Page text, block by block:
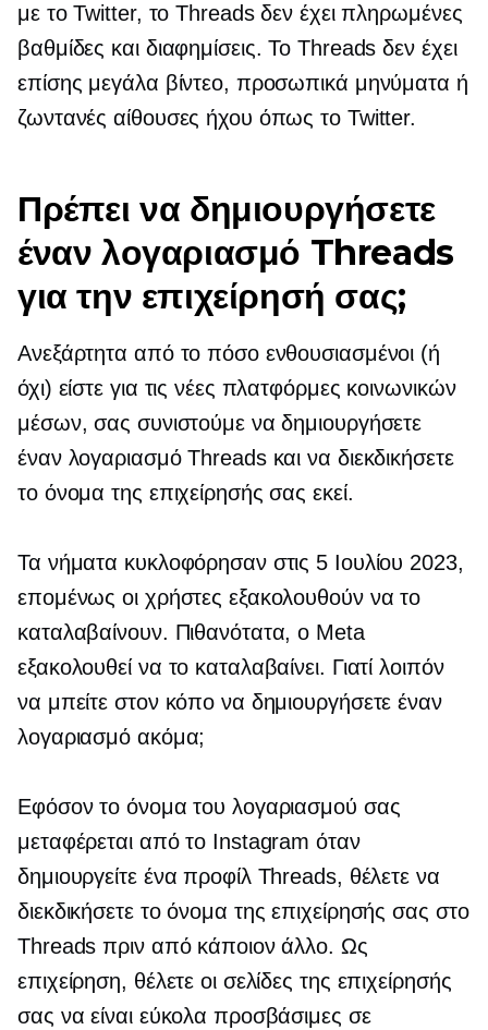
με το Twitter, το Threads δεν έχει πληρωμένες
βαθμίδες και διαφημίσεις. Το Threads δεν έχει
επίσης μεγάλα βίντεο, προσωπικά μηνύματα ή
ζωντανές αίθουσες ήχου όπως το Twitter.
Πρέπει να δημιουργήσετε
έναν λογαριασμό Threads
για την επιχείρησή σας;
Ανεξάρτητα από το πόσο ενθουσιασμένοι (ή
όχι) είστε για τις νέες πλατφόρμες κοινωνικών
μέσων, σας συνιστούμε να δημιουργήσετε
έναν λογαριασμό Threads και να διεκδικήσετε
το όνομα της επιχείρησής σας εκεί.
Τα νήματα κυκλοφόρησαν στις 5 Ιουλίου 2023,
επομένως οι χρήστες εξακολουθούν να το
καταλαβαίνουν. Πιθανότατα, ο Meta
εξακολουθεί να το καταλαβαίνει. Γιατί λοιπόν
να μπείτε στον κόπο να δημιουργήσετε έναν
λογαριασμό ακόμα;
Εφόσον το όνομα του λογαριασμού σας
μεταφέρεται από το Instagram όταν
δημιουργείτε ένα προφίλ Threads, θέλετε να
διεκδικήσετε το όνομα της επιχείρησής σας στο
Threads πριν από κάποιον άλλο. Ως
επιχείρηση, θέλετε οι σελίδες της επιχείρησής
σας να είναι εύκολα προσβάσιμες σε